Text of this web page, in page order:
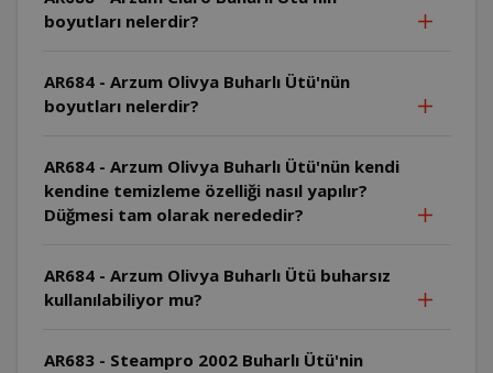
boyutları nelerdir?
AR684 - Arzum Olivya Buharlı Ütü'nün
boyutları nelerdir?
AR684 - Arzum Olivya Buharlı Ütü'nün kendi
kendine temizleme özelliği nasıl yapılır?
Düğmesi tam olarak nerededir?
AR684 - Arzum Olivya Buharlı Ütü buharsız
kullanılabiliyor mu?
AR683 - Steampro 2002 Buharlı Ütü'nin